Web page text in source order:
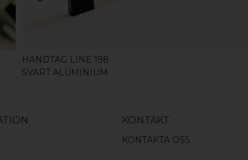
HANDTAG LINE 198
SVART ALUMINIUM
KONTAKT
KONTAKTA OSS